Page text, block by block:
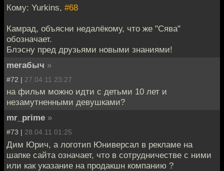
Кому: Yurkins, #68
Камрад, объясни недалёкому, что же "Сява"
обозначает.
Блэсну пред друзьями новыми знаниями!
meraбыч »
#72 | 27.04.11 23:27
на фильм можно идти с детьми 10 лет и
незамутненными девушками?
mr_prime »
#73 | 28.04.11 01:25
Дим Юрич, а логотип Юниверсал в рекламе на
шапке сайта означает, что в сотрудничестве с ними
или как указание на продакшн компанию ?